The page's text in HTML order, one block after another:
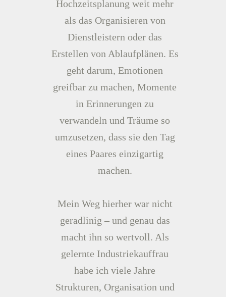
Hochzeitsplanung weit mehr
als das Organisieren von
Dienstleistern oder das
Erstellen von Ablaufplänen. Es
geht darum, Emotionen
greifbar zu machen, Momente
in Erinnerungen zu
verwandeln und Träume so
umzusetzen, dass sie den Tag
eines Paares einzigartig
machen.
Mein Weg hierher war nicht
geradlinig – und genau das
macht ihn so wertvoll. Als
gelernte Industriekauffrau
habe ich viele Jahre
Strukturen, Organisation und